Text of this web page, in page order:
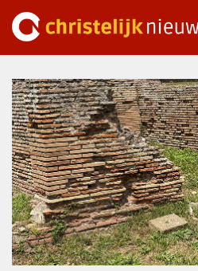
naar